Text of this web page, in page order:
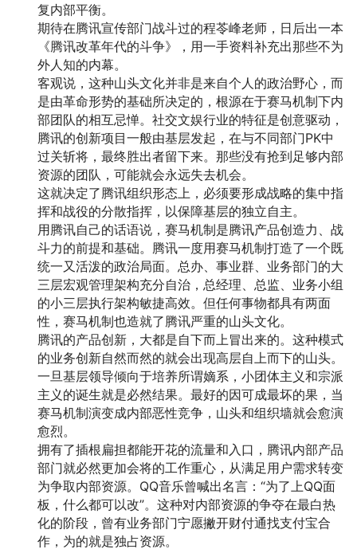
复内部平衡。
期待在腾讯宣传部门战斗过的程苓峰老师，日后出一本
《腾讯改革年代的斗争》，用一手资料补充出那些不为
外人知的内幕。
客观说，这种山头文化并非是来自个人的政治野心，而
是由革命形势的基础所决定的，根源在于赛马机制下内
部团队的相互忌惮。社交文娱行业的特征是创意驱动，
腾讯的创新项目一般由基层发起，在与不同部门PK中
过关斩将，最终胜出者留下来。那些没有抢到足够内部
资源的团队，可能就会永远失去机会。
这就决定了腾讯组织形态上，必须要形成战略的集中指
挥和战役的分散指挥，以保障基层的独立自主。
用腾讯自己的话语说，赛马机制是腾讯产品创造力、战
斗力的前提和基础。腾讯一度用赛马机制打造了一个既
统一又活泼的政治局面。总办、事业群、业务部门的大
三层宏观管理架构充分自治，总经理、总监、业务小组
的小三层执行架构敏捷高效。但任何事物都具有两面
性，赛马机制也造就了腾讯严重的山头文化。
腾讯的产品创新，大都是自下而上冒出来的。这种模式
的业务创新自然而然的就会出现高层自上而下的山头。
一旦基层领导倾向于培养所谓嫡系，小团体主义和宗派
主义的诞生就是必然结果。最好的因可成最坏的果，当
赛马机制演变成内部恶性竞争，山头和组织墙就会愈演
愈烈。
拥有了插根扁担都能开花的流量和入口，腾讯内部产品
部门就必然更加会将的工作重心，从满足用户需求转变
为争取内部资源。QQ音乐曾喊出名言：“为了上QQ面
板，什么都可以改”。这种对内部资源的争夺在最白热
化的阶段，曾有业务部门宁愿撇开财付通找支付宝合
作，为的就是独占资源。